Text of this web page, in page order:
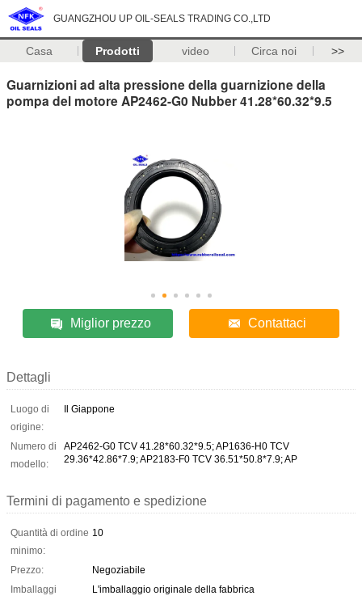
GUANGZHOU UP OIL-SEALS TRADING CO.,LTD
Casa Prodotti video Circa noi >>
Guarnizioni ad alta pressione della guarnizione della
pompa del motore AP2462-G0 Nubber 41.28*60.32*9.5
Miglior prezzo Contattaci
Dettagli
Luogo di
origine:
Il Giappone
Numero di
modello:
AP2462-G0 TCV 41.28*60.32*9.5; AP1636-H0 TCV
29.36*42.86*7.9; AP2183-F0 TCV 36.51*50.8*7.9; AP
Termini di pagamento e spedizione
Quantità di ordine
minimo:
10
Prezzo:
Negoziabile
Imballaggi
L'imballaggio originale della fabbrica